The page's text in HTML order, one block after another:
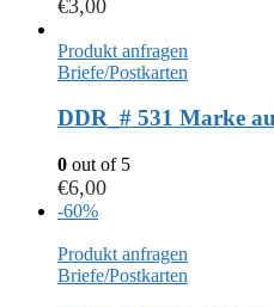
€3,00
Produkt anfragen
Briefe/Postkarten
DDR_# 531 Marke
0 out of 5
€6,00
-60%
Produkt anfragen
Briefe/Postkarten